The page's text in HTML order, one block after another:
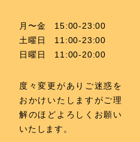
月〜金 15:00-23:00
土曜日 11:00-23:00
日曜日 11:00-20:00
度々変更がありご迷惑を
おかけいたしますがご理
解のほどよろしくお願い
いたします。